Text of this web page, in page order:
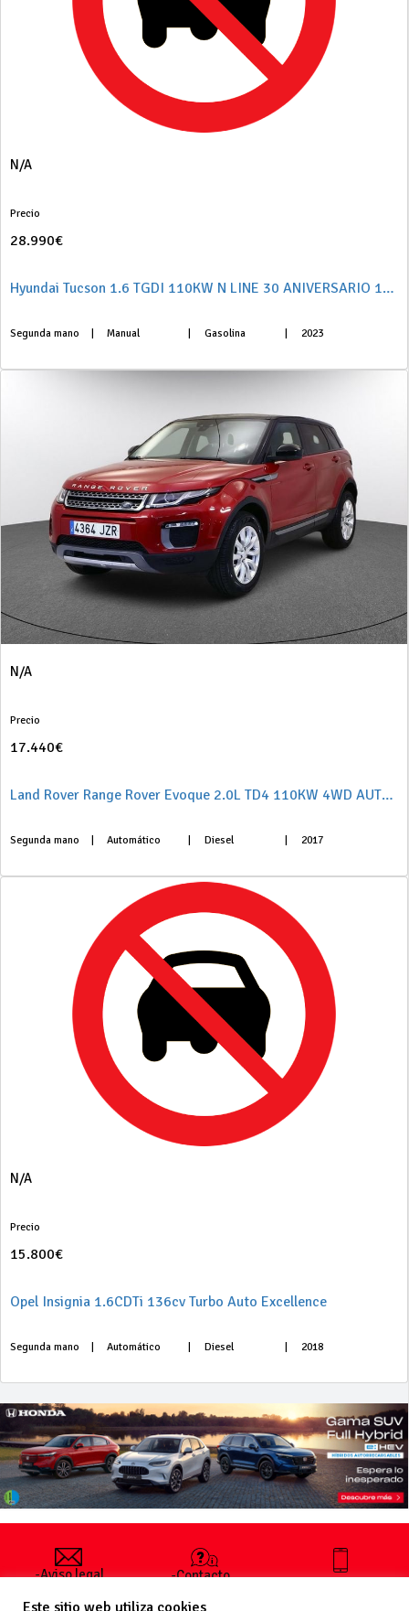
N/A
Precio
28.990€
Hyundai Tucson 1.6 TGDI 110KW N LINE 30 ANIVERSARIO 150 5P
Segunda mano Manual Gasolina 2023
N/A
Precio
17.440€
Land Rover Range Rover Evoque 2.0L TD4 110KW 4WD AUTO SE DYNAMIC 5P
Segunda mano Automático Diesel 2017
N/A
Precio
15.800€
Opel Insignia 1.6CDTi 136cv Turbo Auto Excellence
Segunda mano Automático Diesel 2018
-Aviso legal
-Contacto
+34 627 35
Este sitio web utiliza cookies